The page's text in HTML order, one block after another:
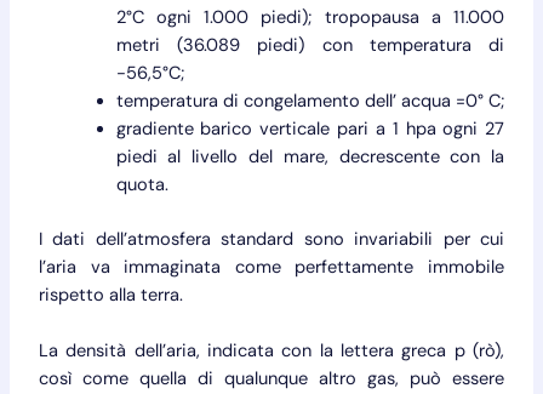
2°C ogni 1.000 piedi); tropopausa a 11.000
metri (36.089 piedi) con temperatura di
-56,5°C;
temperatura di congelamento dell’ acqua =0° C;
gradiente barico verticale pari a 1 hpa ogni 27
piedi al livello del mare, decrescente con la
quota.
I dati dell’atmosfera standard sono invariabili per cui
l’aria va immaginata come perfettamente immobile
rispetto alla terra.
La densità dell’aria, indicata con la lettera greca p (rò),
così come quella di qualunque altro gas, può essere